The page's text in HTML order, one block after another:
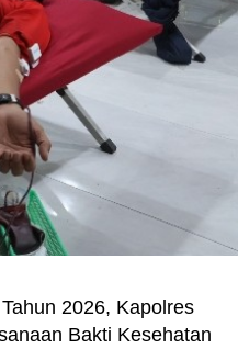
2026, Kapolres
Bakti Kesehatan